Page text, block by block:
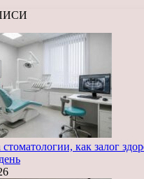
как залог